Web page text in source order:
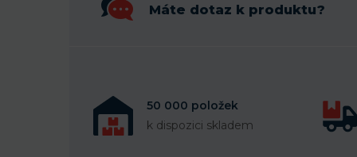
Máte dotaz k produktu?
50 000 položek
k dispozici skladem